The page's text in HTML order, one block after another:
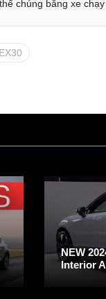
chúng bằng xe
NEW
Interior